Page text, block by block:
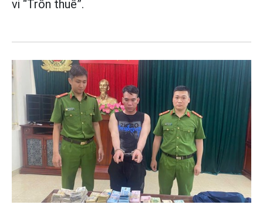
vi “Trốn thuế”.